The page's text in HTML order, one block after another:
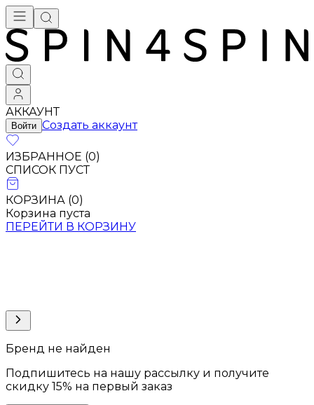
АККАУНТ
Войти Создать аккаунт
ИЗБРАННОЕ (0)
СПИСОК ПУСТ
КОРЗИНА (0)
Корзина пуста
ПЕРЕЙТИ В КОРЗИНУ
Бренд не найден
Подпишитесь на нашу рассылку и получите
скидку 15% на первый заказ
Брендовая одежда - купить в Москве